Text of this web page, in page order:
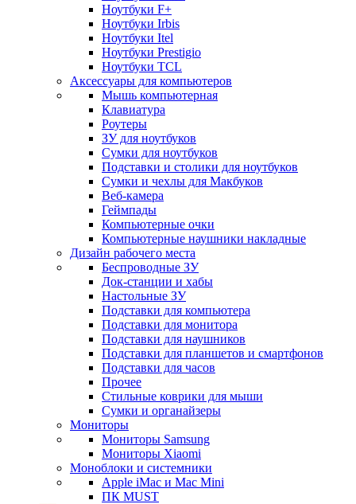
Ноутбуки F+
Ноутбуки Irbis
Ноутбуки Itel
Ноутбуки Prestigio
Ноутбуки TCL
Аксессуары для компьютеров
Мышь компьютерная
Клавиатура
Роутеры
ЗУ для ноутбуков
Сумки для ноутбуков
Подставки и столики для ноутбуков
Сумки и чехлы для Макбуков
Веб-камера
Геймпады
Компьютерные очки
Компьютерные наушники накладные
Дизайн рабочего места
Беспроводные ЗУ
Док-станции и хабы
Настольные ЗУ
Подставки для компьютера
Подставки для монитора
Подставки для наушников
Подставки для планшетов и смартфонов
Подставки для часов
Прочее
Стильные коврики для мыши
Сумки и органайзеры
Мониторы
Мониторы Samsung
Мониторы Xiaomi
Моноблоки и системники
Apple iMac и Mac Mini
ПК MUST